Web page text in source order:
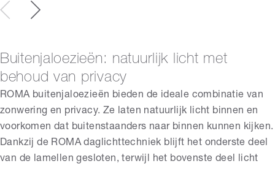
Buitenjaloezieën: natuurlijk licht met
behoud van privacy
ROMA buitenjaloezieën bieden de ideale combinatie van
zonwering en privacy. Ze laten natuurlijk licht binnen en
voorkomen dat buitenstaanders naar binnen kunnen kijken.
Dankzij de ROMA daglichttechniek blijft het onderste deel
van de lamellen gesloten, terwijl het bovenste deel licht